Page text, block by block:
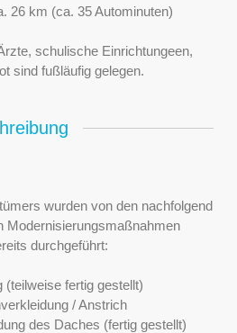
26 km (ca. 35 Autominuten)
schulische Einrichtungeen,
sind fußläufig gelegen.
wurden von den nachfolgend
Modernisierungsmaßnahmen
durchgeführt:
(teilweise fertig gestellt)
/ Anstrich
des Daches (fertig gestellt)